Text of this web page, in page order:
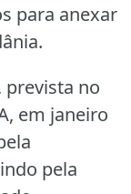
para anexar
prevista no
em janeiro
pela